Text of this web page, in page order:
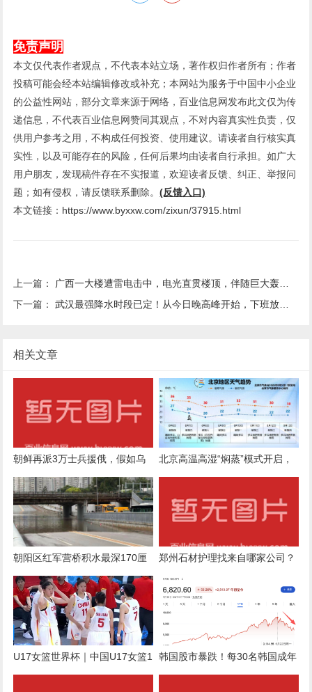
免责声明
本文仅代表作者观点，不代表本站立场，著作权归作者所有；作者
投稿可能会经本站编辑修改或补充；本网站为服务于中国中小企业
的公益性网站，部分文章来源于网络，百业信息网发布此文仅为传
递信息，不代表百业信息网赞同其观点，不对内容真实性负责，仅
供用户参考之用，不构成任何投资、使用建议。请读者自行核实真
实性，以及可能存在的风险，任何后果均由读者自行承担。如广大
用户朋友，发现稿件存在不实报道，欢迎读者反馈、纠正、举报问
题；如有侵权，请反馈联系删除。(反馈入口)
本文链接： https://www.byxxw.com/zixun/37915.html
上一篇： 广西一大楼遭雷电击中，电光直贯楼顶，伴随巨大轰鸣！多方回应：无人伤亡，一台电梯损坏停运；业主疑问：防雷设施是否不达标？
下一篇：武汉最强降水时段已定！从今日晚高峰开始，下班放学注意安全
相关文章
朝鲜再派3万士兵援俄，假如乌
军重创他们，金正恩会向乌克兰
宣战吗？
北京高温高湿“焖蒸”模式开启，
朝阳区红军营桥积水最深170厘
米，道路已恢复通行
郑州石材护理找来自哪家公司？
U17女篮世界杯｜中国U17女篮1
韩国股市暴跌！每30名韩国成年